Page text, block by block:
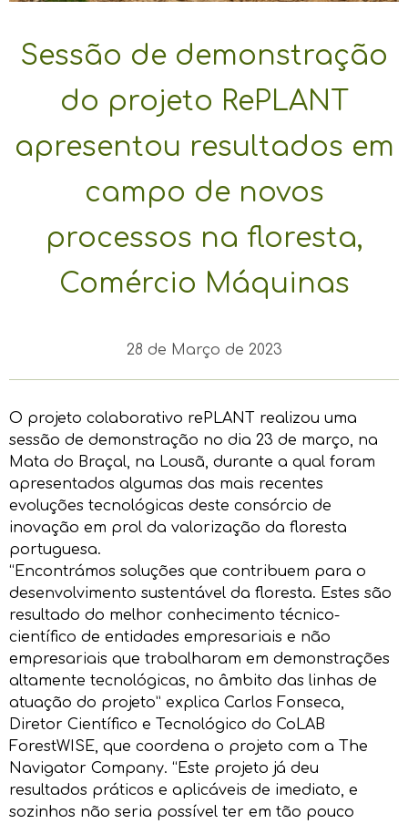
Sessão de demonstração
do projeto RePLANT
apresentou resultados em
campo de novos
processos na floresta,
Comércio Máquinas
28 de Março de 2023
O projeto colaborativo rePLANT realizou uma
sessão de demonstração no dia 23 de março, na
Mata do Braçal, na Lousã, durante a qual foram
apresentados algumas das mais recentes
evoluções tecnológicas deste consórcio de
inovação em prol da valorização da floresta
portuguesa.
“Encontrámos soluções que contribuem para o
desenvolvimento sustentável da floresta. Estes são
resultado do melhor conhecimento técnico-
científico de entidades empresariais e não
empresariais que trabalharam em demonstrações
altamente tecnológicas, no âmbito das linhas de
atuação do projeto” explica Carlos Fonseca,
Diretor Científico e Tecnológico do CoLAB
ForestWISE, que coordena o projeto com a The
Navigator Company. “Este projeto já deu
resultados práticos e aplicáveis de imediato, e
sozinhos não seria possível ter em tão pouco